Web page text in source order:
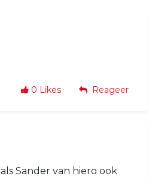
0 Likes Reageer
Sander van hiero ook